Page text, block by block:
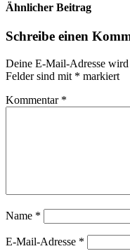
Ähnlicher Beitrag
Schreibe einen
Deine E-Mail-Adresse
Felder sind mit * markiert
Kommentar *
Name *
E-Mail-Adresse *